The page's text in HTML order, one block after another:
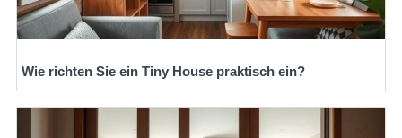
Wie richten Sie ein Tiny House praktisch ein?